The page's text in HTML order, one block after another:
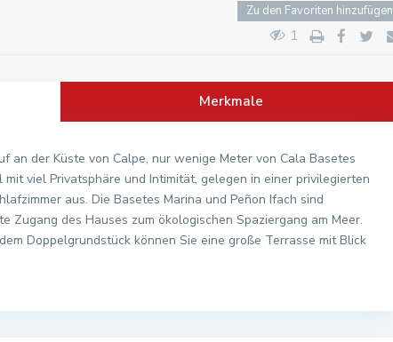
Zu den Favoriten hinzufügen
1
Merkmale
an der Küste von Calpe, nur wenige Meter von Cala Basetes
viel Privatsphäre und Intimität, gelegen in einer privilegierten
aus. Die Basetes Marina und Peñon Ifach sind
Zugang des Hauses zum ökologischen Spaziergang am Meer.
Doppelgrundstück können Sie eine große Terrasse mit Blick